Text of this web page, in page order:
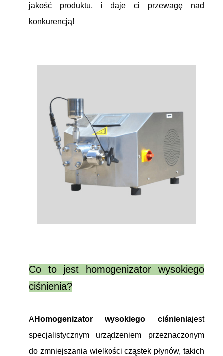
jakość produktu, i daje ci przewagę nad
konkurencją!
Co to jest homogenizator wysokiego
ciśnienia?
AHomogenizator wysokiego ciśnieniajest
specjalistycznym urządzeniem przeznaczonym
do zmniejszania wielkości cząstek płynów, takich